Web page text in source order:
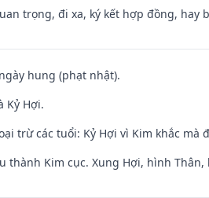
trọng, đi xa, ký kết hợp đồng, hay
hung (phạt nhật).
Kỷ Hợi.
trừ các tuổi: Kỷ Hợi vì Kim khắc mà
thành Kim cục. Xung Hợi, hình Thân,